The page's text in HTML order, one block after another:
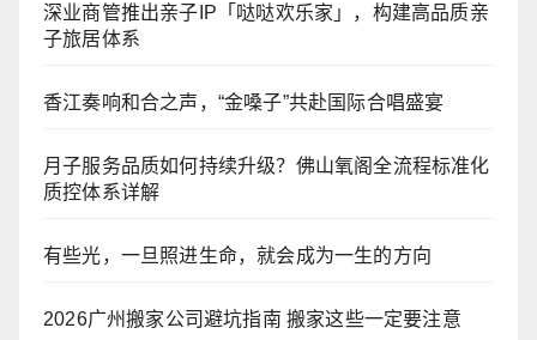
深业商管推出亲子IP「哒哒欢乐家」，构建高品质亲
子旅居体系
香江奏响和合之声，“金嗓子”共赴国际合唱盛宴
月子服务品质如何持续升级？佛山氧阁全流程标准化
质控体系详解
有些光，一旦照进生命，就会成为一生的方向
2026广州搬家公司避坑指南 搬家这些一定要注意